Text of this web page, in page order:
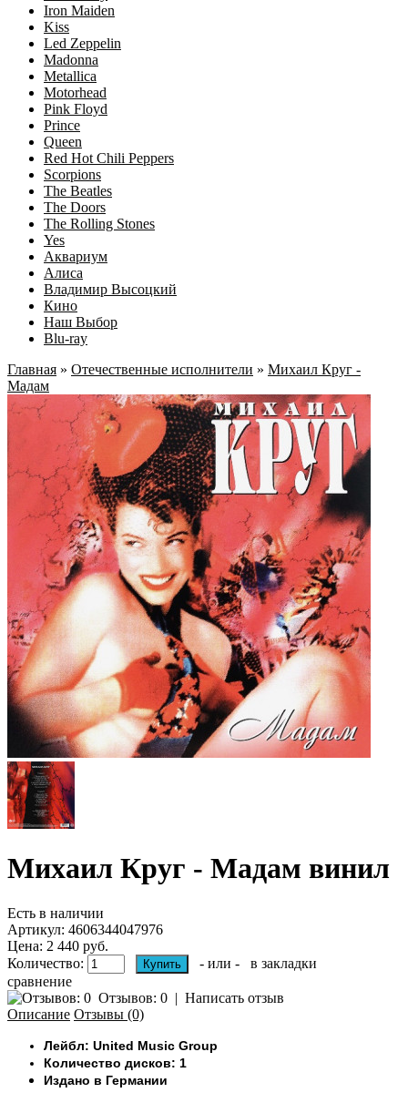
Iron Maiden
Kiss
Led Zeppelin
Madonna
Metallica
Motorhead
Pink Floyd
Prince
Queen
Red Hot Chili Peppers
Scorpions
The Beatles
The Doors
The Rolling Stones
Yes
Аквариум
Алиса
Владимир Высоцкий
Кино
Наш Выбор
Blu-ray
Главная » Отечественные исполнители » Михаил Круг -
Мадам
Михаил Круг - Мадам винил
Есть в наличии
Артикул: 4606344047976
Цена: 2 440 руб.
Количество:
- или -
в закладки
сравнение
Отзывов: 0 | Написать отзыв
Описание Отзывы (0)
Лейбл: United Music Group
Количество дисков: 1
Издано в Германии